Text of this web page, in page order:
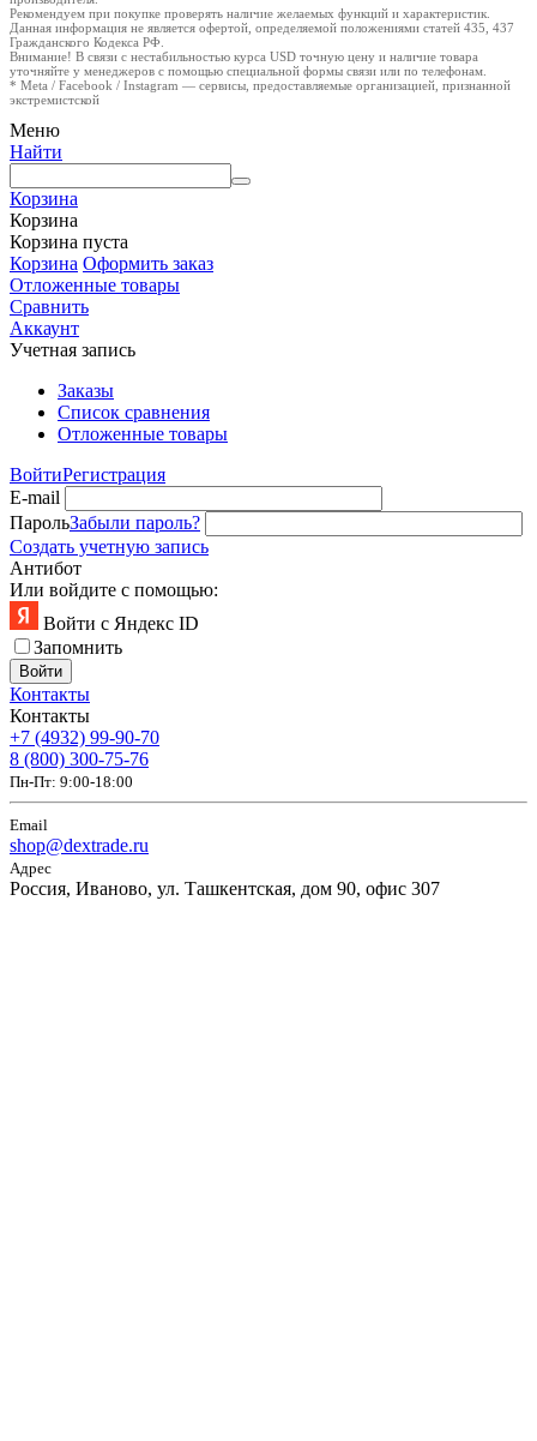
Рекомендуем при покупке проверять наличие желаемых функций и характеристик.
Данная информация не является офертой, определяемой положениями статей 435, 437
Гражданского Кодекса РФ.
Внимание! В связи с нестабильностью курса USD точную цену и наличие товара
уточняйте у менеджеров с помощью специальной формы связи или по телефонам.
* Meta / Facebook / Instagram — сервисы, предоставляемые организацией, признанной
экстремистской
Меню
Найти
Корзина
Корзина
Корзина пуста
Корзина Оформить заказ
Отложенные товары
Сравнить
Аккаунт
Учетная запись
Заказы
Список сравнения
Отложенные товары
ВойтиРегистрация
E-mail
ПарольЗабыли пароль?
Создать учетную запись
Антибот
Или войдите с помощью:
Войти с Яндекс ID
Запомнить
Войти
Контакты
Контакты
+7 (4932) 99-90-70
8 (800) 300-75-76
Пн-Пт: 9:00-18:00
Email
shop@dextrade.ru
Адрес
Россия, Иваново, ул. Ташкентская, дом 90, офис 307